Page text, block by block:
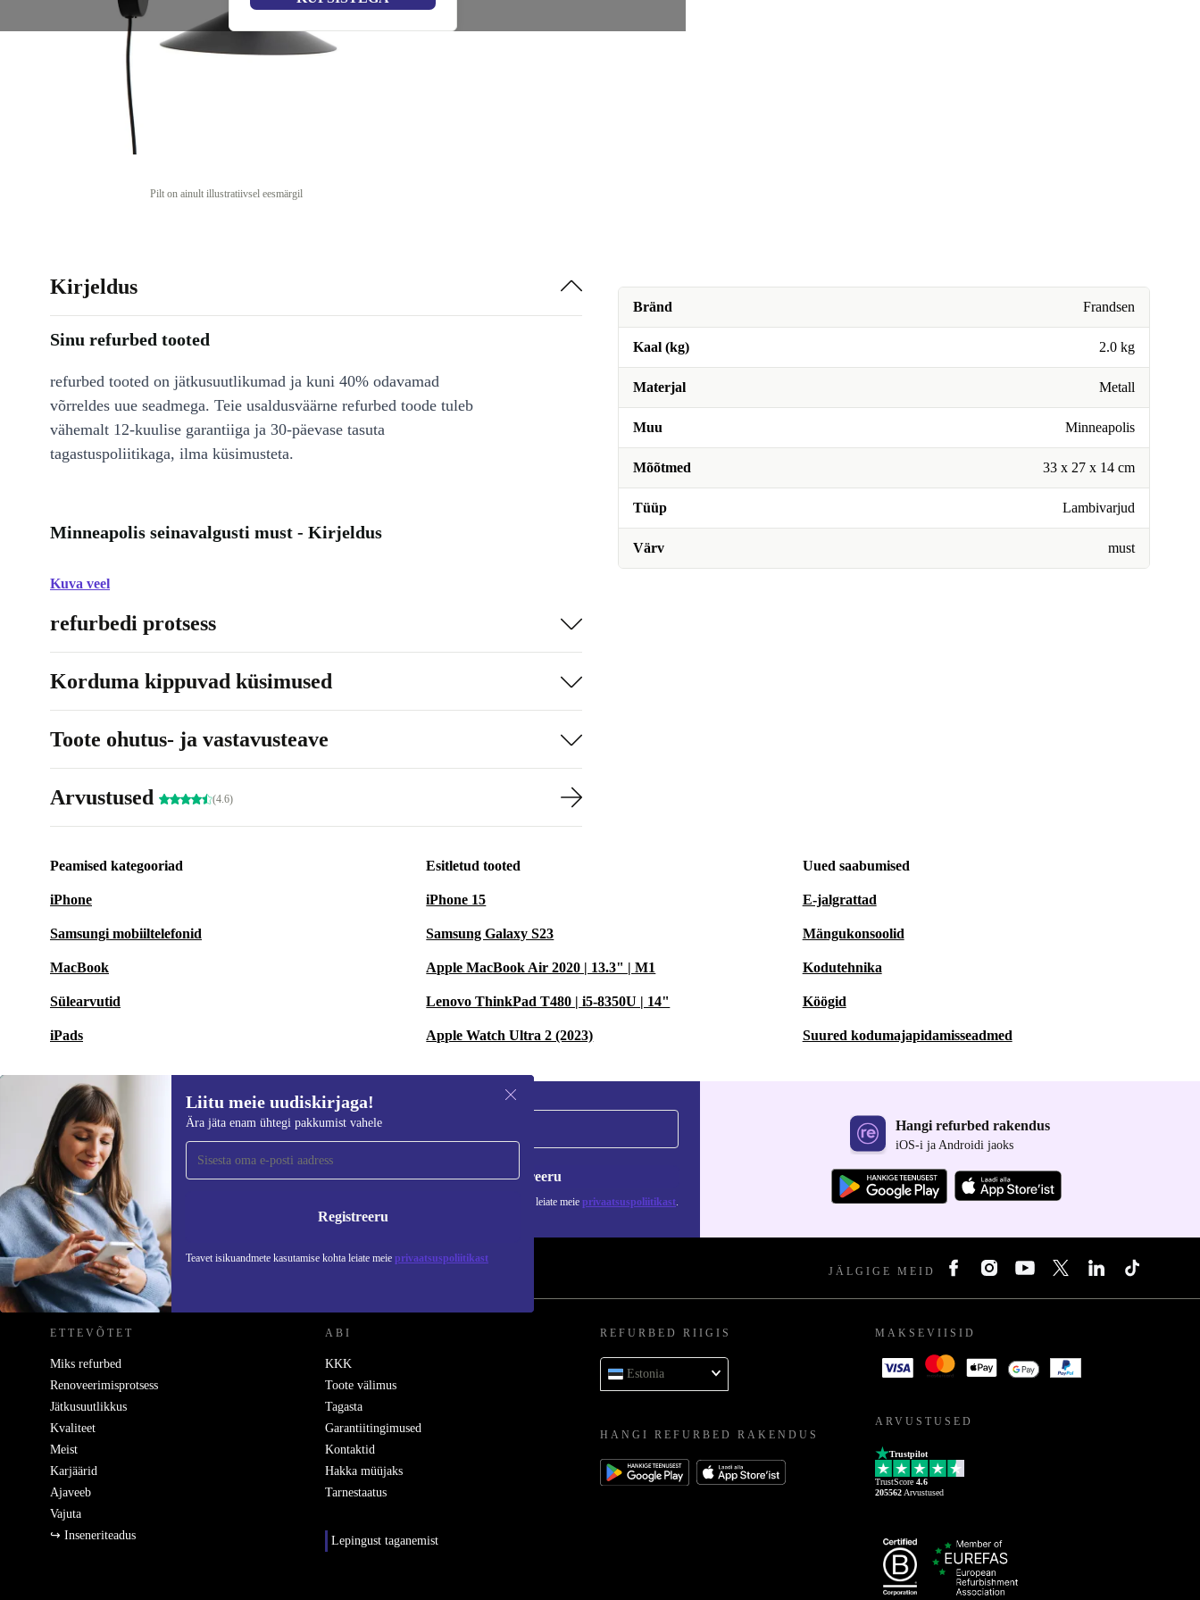
Pilt on ainult illustratiivsel eesmärgil
Bränd Frandsen
Kaal (kg) 2.0 kg
Materjal Metall
Muu Minneapolis
Mõõtmed 33 x 27 x 14 cm
Tüüp Lambivarjud
Värv must
Kirjeldus
Sinu refurbed tooted
refurbed tooted on jätkusuutlikumad ja kuni 40% odavamad
võrreldes uue seadmega. Teie usaldusväärne refurbed toode tuleb
vähemalt 12-kuulise garantiiga ja 30-päevase tasuta
tagastuspoliitikaga, ilma küsimusteta.
Minneapolis seinavalgusti must - Kirjeldus
Kuva veel
refurbedi protsess
Korduma kippuvad küsimused
Toote ohutus- ja vastavusteave
Arvustused (4.6)
Peamised kategooriad
iPhone
Samsungi mobiiltelefonid
MacBook
Sülearvutid
iPads
Esitletud tooted
iPhone 15
Samsung Galaxy S23
Apple MacBook Air 2020 | 13.3" | M1
Lenovo ThinkPad T480 | i5-8350U | 14"
Apple Watch Ultra 2 (2023)
Uued saabumised
E-jalgrattad
Mängukonsoolid
Kodutehnika
Köögid
Suured kodumajapidamisseadmed
Liitu meie uudiskirjaga!
Ära jäta enam ühtegi pakkumist vahele
Registreeru
Teavet isikuandmete kasutamise kohta leiate meie privaatsuspoliitikast
Liitu meie uudiskirjaga!
Ära jäta enam ühtegi pakkumist vahele. Registreeru
Teavet isikuandmete kasutamise kohta leiate meie privaatsuspoliitikast.
Hangi refurbed rakendus
iOS-i ja Androidi jaoks
REFURBED EESTI - RETHINK NEW. JÄLGIGE MEID
ETTEVÕTET
Miks refurbed
Renoveerimisprotsess
Jätkusuutlikkus
Kvaliteet
Meist
Karjäärid
Ajaveeb
Vajuta
↪ Inseneriteadus
ABI
KKK
Toote välimus
Tagasta
Garantiitingimused
Kontaktid
Hakka müüjaks
Tarnestaatus
Lepingust taganemist
REFURBED RIIGIS
Estonia
HANGI REFURBED RAKENDUS
MAKSEVIISID
ARVUSTUSED
Trustpilot
TrustScore 4.6
205562 Arvustused